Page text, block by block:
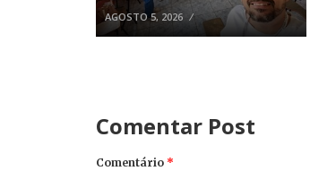
AGOSTO 5, 2026
Comentar Post
Comentário *